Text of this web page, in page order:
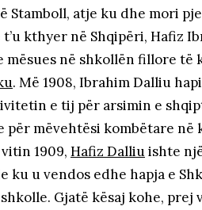
atje ku dhe mori
kthyer në Shqipëri, Hafiz
mësues në shkollën fillore të
. Më 1908, Ibrahim Dalliu
e tij për arsimin e
për mëvehtësi kombëtare në
1909, Hafiz Dalliuishte
ku u vendos edhe hapja e
Gjatë kësaj kohe, prej